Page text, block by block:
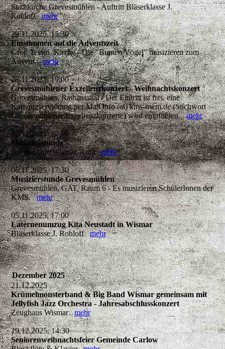
Stadtkirche Grevesmühlen - Auftritt Bläserklasse J.
Rohloffmehr
29.11.2025, 15:30
Einstimmen auf die Adventszeit
Groß Tessin, Kirche - Die "Bunten Vögel" musizieren zum
Advent.mehr
28.11.2025, 19:00
Grevesmühlener Exzellenzkonzert - Weihnachtskonzert
Grevesmühlen, Rathaussaal - Der Eintritt ist frei, eine
Kartenreservierung per Mail info (at) kms-nwm.de (Stichwort
Grevesmühlener Exzellenzkonzerte) wird empfohlen.mehr
21.11.2025, 17:00
Musizierstunde
Arbeitsstätte Wismar, Aulamehr
06.11.2025, 17:30
Musizierstunde Grevesmühlen
Grevesmühlen, GAT, Raum 6 - Es musizieren SchülerInnen der
KMS.mehr
05.11.2025, 17:00
Laternenumzug Kita Neustadt in Wismar
Bläserklasse J. Rohloffmehr
Dezember 2025
21.12.2025
Krümelmonsterband & Big Band Wismar gemeinsam mit
Jellyfish Jazz Orchestra - Jahresabschlusskonzert
Zeughaus Wismarmehr
19.12.2025, 14:30
Seniorenweihnachtsfeier Gemeinde Carlow